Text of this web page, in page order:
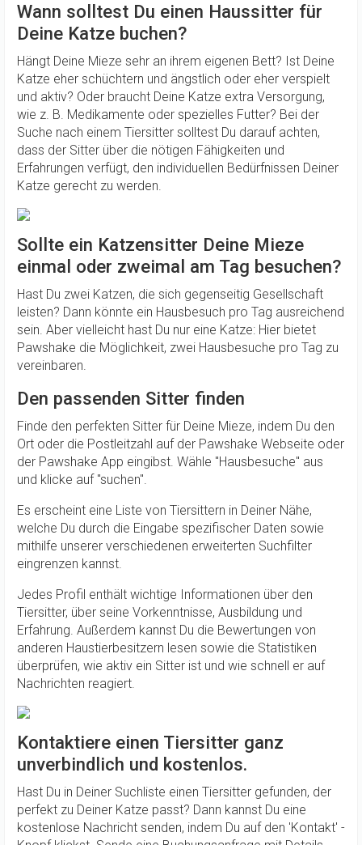
Wann solltest Du einen Haussitter für
Deine Katze buchen?
Hängt Deine Mieze sehr an ihrem eigenen Bett? Ist Deine
Katze eher schüchtern und ängstlich oder eher verspielt
und aktiv? Oder braucht Deine Katze extra Versorgung,
wie z. B. Medikamente oder spezielles Futter? Bei der
Suche nach einem Tiersitter solltest Du darauf achten,
dass der Sitter über die nötigen Fähigkeiten und
Erfahrungen verfügt, den individuellen Bedürfnissen Deiner
Katze gerecht zu werden.
Sollte ein Katzensitter Deine Mieze
einmal oder zweimal am Tag besuchen?
Hast Du zwei Katzen, die sich gegenseitig Gesellschaft
leisten? Dann könnte ein Hausbesuch pro Tag ausreichend
sein. Aber vielleicht hast Du nur eine Katze: Hier bietet
Pawshake die Möglichkeit, zwei Hausbesuche pro Tag zu
vereinbaren.
Den passenden Sitter finden
Finde den perfekten Sitter für Deine Mieze, indem Du den
Ort oder die Postleitzahl auf der Pawshake Webseite oder
der Pawshake App eingibst. Wähle "Hausbesuche" aus
und klicke auf "suchen".
Es erscheint eine Liste von Tiersittern in Deiner Nähe,
welche Du durch die Eingabe spezifischer Daten sowie
mithilfe unserer verschiedenen erweiterten Suchfilter
eingrenzen kannst.
Jedes Profil enthält wichtige Informationen über den
Tiersitter, über seine Vorkenntnisse, Ausbildung und
Erfahrung. Außerdem kannst Du die Bewertungen von
anderen Haustierbesitzern lesen sowie die Statistiken
überprüfen, wie aktiv ein Sitter ist und wie schnell er auf
Nachrichten reagiert.
Kontaktiere einen Tiersitter ganz
unverbindlich und kostenlos.
Hast Du in Deiner Suchliste einen Tiersitter gefunden, der
perfekt zu Deiner Katze passt? Dann kannst Du eine
kostenlose Nachricht senden, indem Du auf den 'Kontakt' -